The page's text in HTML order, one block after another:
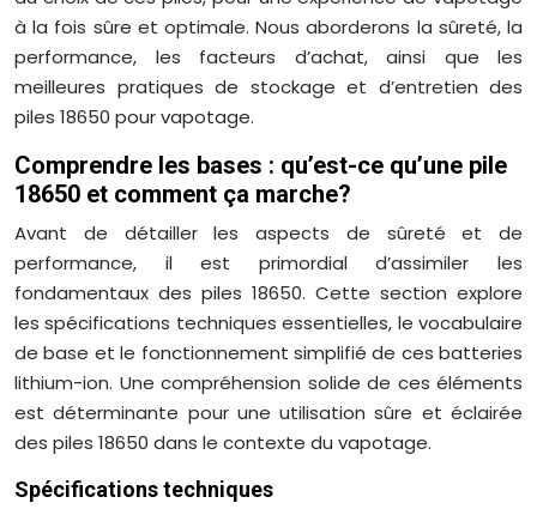
à la fois sûre et optimale. Nous aborderons la sûreté, la
performance, les facteurs d’achat, ainsi que les
meilleures pratiques de stockage et d’entretien des
piles 18650 pour vapotage.
Comprendre les bases : qu’est-ce qu’une pile
18650 et comment ça marche?
Avant de détailler les aspects de sûreté et de
performance, il est primordial d’assimiler les
fondamentaux des piles 18650. Cette section explore
les spécifications techniques essentielles, le vocabulaire
de base et le fonctionnement simplifié de ces batteries
lithium-ion. Une compréhension solide de ces éléments
est déterminante pour une utilisation sûre et éclairée
des piles 18650 dans le contexte du vapotage.
Spécifications techniques